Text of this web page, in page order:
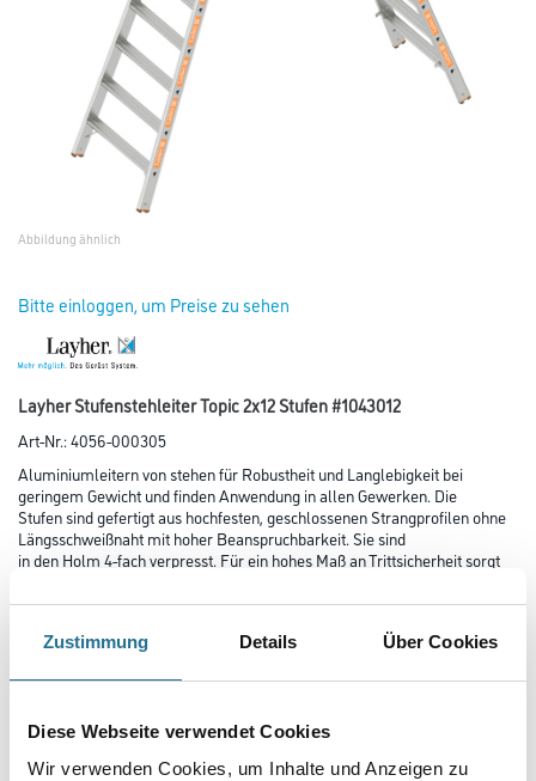
Zustimmung Details Über Cookies
Diese Webseite verwendet Cookies
Wir verwenden Cookies, um Inhalte und Anzeigen zu
Abbildung ähnlich
Bitte einloggen, um Preise zu sehen
Layher Stufenstehleiter Topic 2x12 Stufen #1043012
Art-Nr.:4056-000305
Aluminiumleitern von stehen für Robustheit und Langlebigkeit bei
geringem Gewicht und finden Anwendung in allen Gewerken. Die
Stufen sind gefertigt aus hochfesten, geschlossenen Strangprofilen ohne
Längsschweißnaht mit hoher Beanspruchbarkeit. Sie sind
in den Holm 4-fach verpresst. Für ein hohes Maß an Trittsicherheit sorgt
Zusätzliche Aussteifer am Holmende sorgen für ein Übertreffen der
Länge in Millimeter
Breite in millimeter